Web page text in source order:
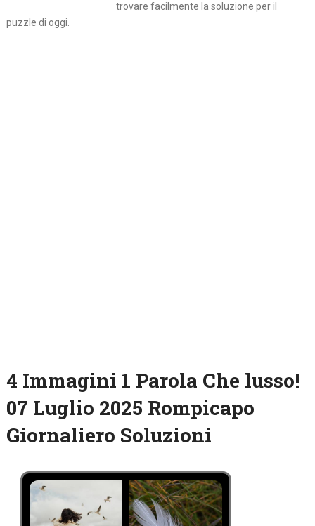
trovare facilmente la soluzione per il
puzzle di oggi.
4 Immagini 1 Parola Che lusso!
07 Luglio 2025 Rompicapo
Giornaliero Soluzioni